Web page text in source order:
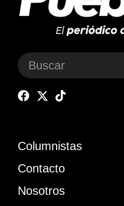
Columnistas
Contacto
Nosotros